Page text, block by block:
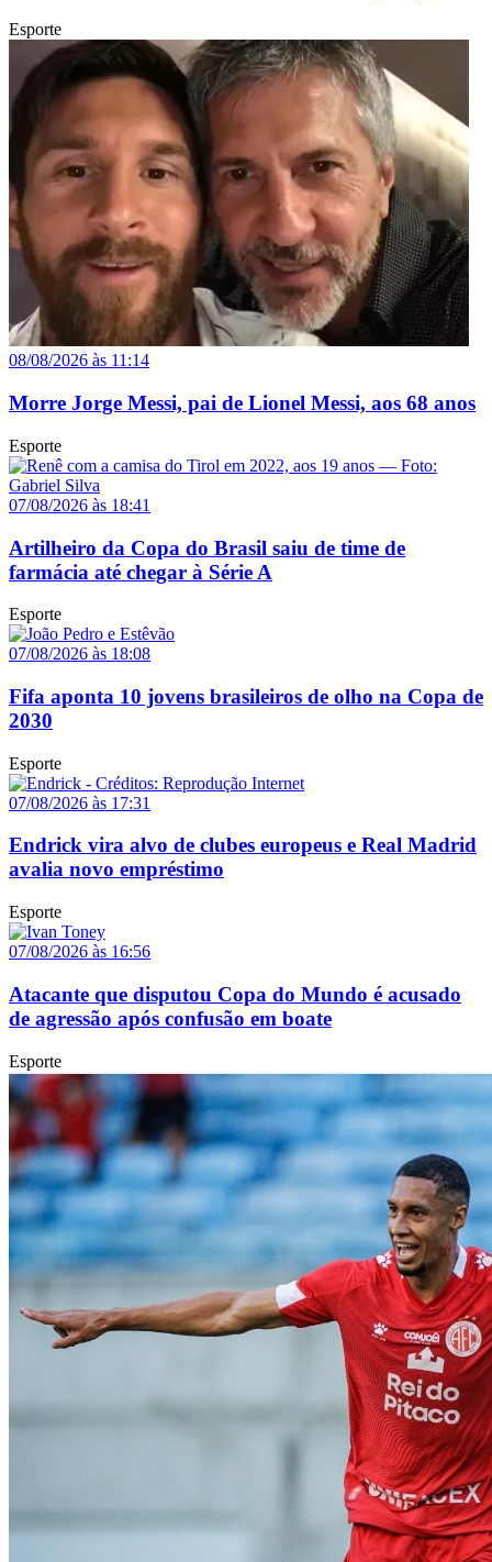
Esporte
08/08/2026 às 11:14
Morre Jorge Messi, pai de Lionel Messi, aos 68 anos
Esporte
07/08/2026 às 18:41
Artilheiro da Copa do Brasil saiu de time de
farmácia até chegar à Série A
Esporte
07/08/2026 às 18:08
Fifa aponta 10 jovens brasileiros de olho na Copa de
2030
Esporte
07/08/2026 às 17:31
Endrick vira alvo de clubes europeus e Real Madrid
avalia novo empréstimo
Esporte
07/08/2026 às 16:56
Atacante que disputou Copa do Mundo é acusado
de agressão após confusão em boate
Esporte